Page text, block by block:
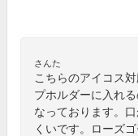
さんた
こちらのアイコス
プホルダーに入れ
なっております。
くいです。ローズ